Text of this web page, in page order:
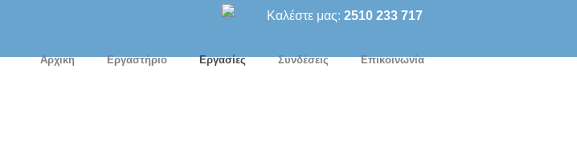
Καλέστε μας: 2510 233 717
Αρχική Εργαστήριο Εργασίες Συνδέσεις Επικοινωνία